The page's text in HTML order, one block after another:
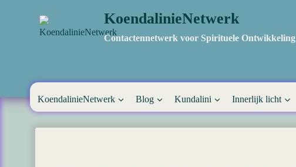
KoendalinieNetwerk
Contactennetwerk voor Spirituele Ontwikkeling
KoendalinieNetwerk Blog Kundalini Innerlijk licht